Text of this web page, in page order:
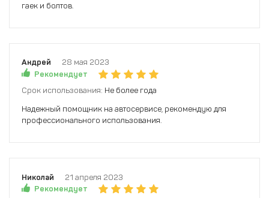
гаек и болтов.
Андрей
28 мая 2023
Рекомендует
Срок использования: Не более года
Надежный помощник на автосервисе, рекомендую для
профессионального использования.
Николай
21 апреля 2023
Рекомендует